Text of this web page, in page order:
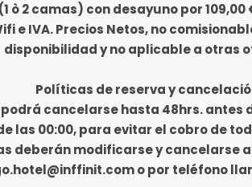
ò 2 camas) con desayuno por
e IVA. Precios Netos, no
disponibilidad y no aplicable a otras
Políticas de reserva y
podrá cancelarse hasta 48hrs. antes
las 00:00, para evitar el cobro de
deberán modificarse y cancelarse
o por teléfono